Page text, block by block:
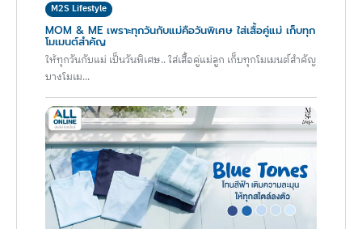
M2S Lifestyle
MOM & ME เพราะทุกวันกับแม่คือวันพิเศษ ใส่เสื้อคู่แม่ เก็บทุก
โมเมนต์สำคัญ
ให้ทุกวันกับแม่ เป็นวันพิเศษ.. ใส่เสื้อคู่แม่ลูก เก็บทุกโมเมนต์สำคัญ
บางโมเม...